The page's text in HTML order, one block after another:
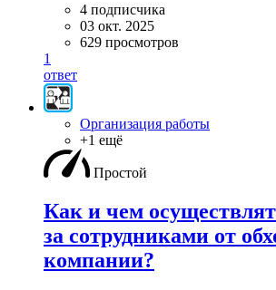
4 подписчика
03 окт. 2025
629 просмотров
1
ответ
Организация работы
+1 ещё
Простой
Как и чем
за сотрудниками от
компании?